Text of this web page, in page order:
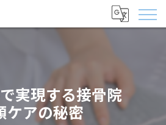
実現する接骨院
ケアの秘密